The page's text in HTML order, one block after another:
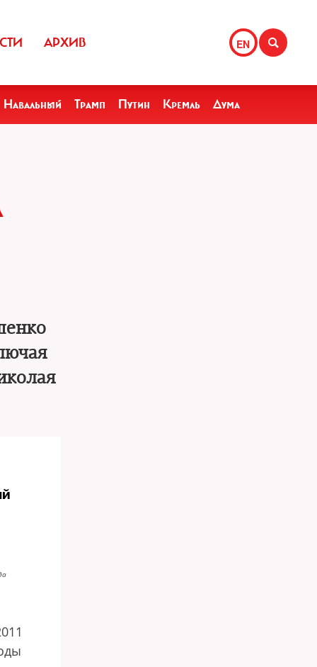
EN
АРХИВ
Навальный Трамп Путин Кремль Дума